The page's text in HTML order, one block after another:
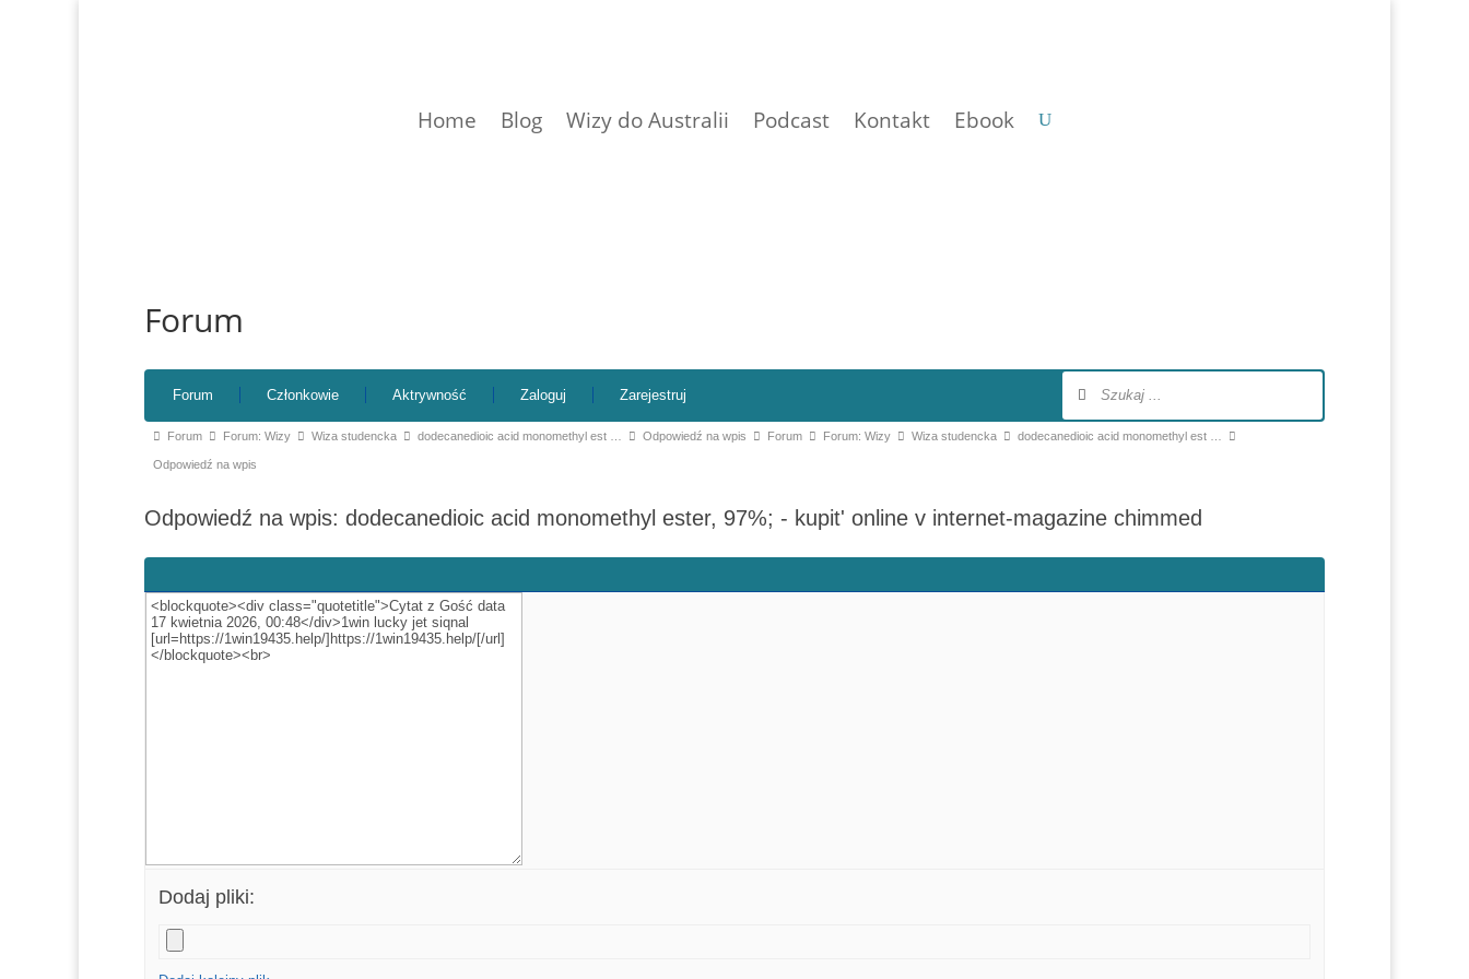
Home Blog Wizy do Australii Podcast Kontakt Ebook
Forum
forum
Forum Członkowie Aktrywność Zaloguj Zarejestruj
Ścieżka
forum
jesteś
Forum Forum: Wizy Wiza studencka dodecanedioic acid monomethyl est … Odpowiedź na wpis Forum Forum: Wizy Wiza studencka dodecanedioic acid monomethyl est …
Odpowiedź na wpis
Odpowiedź na wpis: dodecanedioic acid monomethyl ester, 97%; - kupit' online v internet-magazine chimmed
Dodaj pliki: